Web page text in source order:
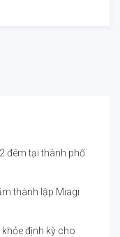
đêm tại thành phố
thành lập Miagi
định kỳ cho